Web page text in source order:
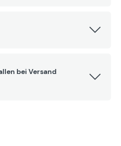
bei Versand